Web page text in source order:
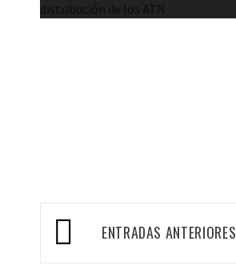
Navegación
de ENTRADAS ANTERIORES